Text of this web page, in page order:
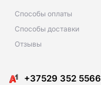
Способы оплаты
Способы доставки
Отзывы
+37529 352 5566